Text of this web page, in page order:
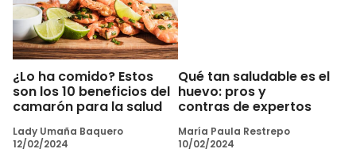
¿Lo ha comido? Estos
son los 10 beneficios del
camarón para la salud
Lady Umaña Baquero
12/02/2024
Qué tan saludable es el
huevo: pros y
contras de expertos
María Paula Restrepo
10/02/2024